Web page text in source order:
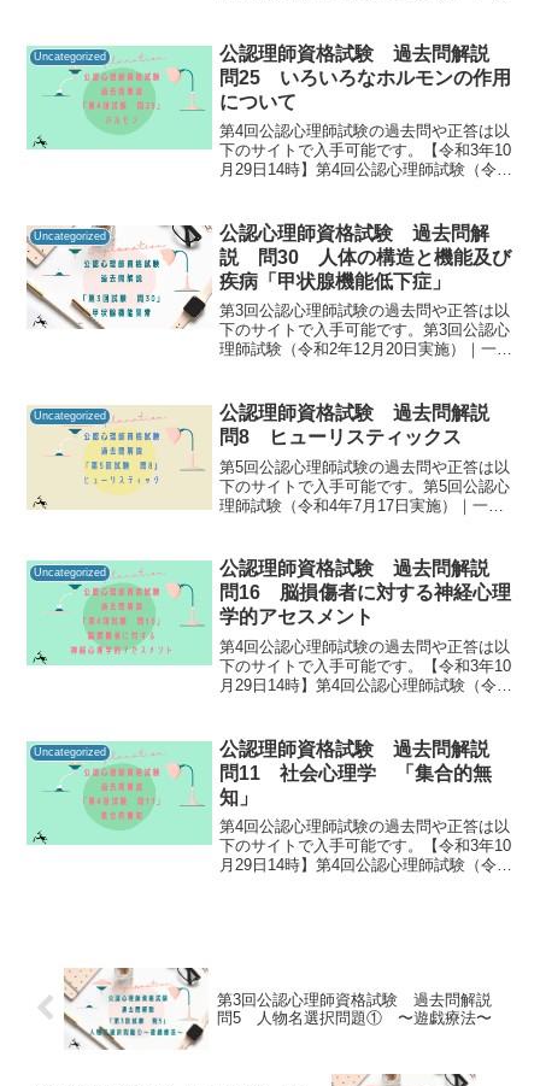
ることで「自分に必要な知識は何か」を
知るための手が...
Uncategorized
公認理師資格試験 過去問解説
問25 いろいろなホルモンの作用
について
第4回公認心理師試験の過去問や正答は以
下のサイトで入手可能です。【令和3年10
月29日14時】第4回公認心理師試験（令和
ンター 公認心理試験公認心理師資格試験
の過去...
Uncategorized
公認心理師資格試験 過去問解
説 問30 人体の構造と機能及び
疾病「甲状腺機能低下症」
第3回公認心理師試験の過去問や正答は以
下のサイトで入手可能です。第3回公認心
理師試験（令和2年12月20日実施）｜一般
ることで「自分に必要な知識は何か」を
知るための手が...
Uncategorized
公認理師資格試験 過去問解説
問8 ヒューリスティックス
第5回公認心理師試験の過去問や正答は以
下のサイトで入手可能です。第5回公認心
理師試験（令和4年7月17日実施）｜一般
ることで「自分に必要な知識は何か」を
知るための手がか...
Uncategorized
公認理師資格試験 過去問解説
問16 脳損傷者に対する神経心理
学的アセスメント
第4回公認心理師試験の過去問や正答は以
下のサイトで入手可能です。【令和3年10
月29日14時】第4回公認心理師試験（令和
ンター 公認心理試験公認心理師資格試験
の過去...
Uncategorized
公認理師資格試験 過去問解説
問11 社会心理学 「集合的無
知」
第4回公認心理師試験の過去問や正答は以
下のサイトで入手可能です。【令和3年10
月29日14時】第4回公認心理師試験（令和
第3回公認心理師資格試験 過去問解説
問5 人物名選択問題① 〜遊戯療法〜